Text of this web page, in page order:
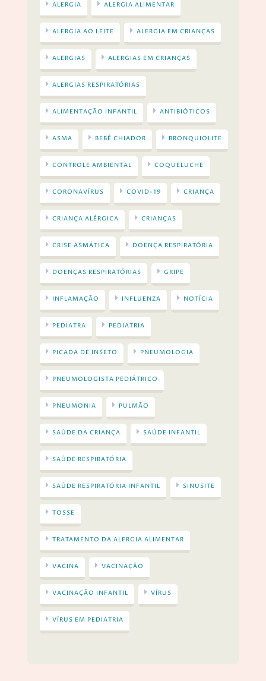
ALERGIA ALERGIA ALIMENTAR
ALERGIA AO LEITE ALERGIA EM CRIANÇAS
ALERGIAS ALERGIAS EM CRIANÇAS
ALERGIAS RESPIRATÓRIAS
ALIMENTAÇÃO INFANTIL ANTIBIÓTICOS
ASMA BEBÊ CHIADOR BRONQUIOLITE
CONTROLE AMBIENTAL COQUELUCHE
CORONAVÍRUS COVID-19 CRIANÇA
CRIANÇA ALÉRGICA CRIANÇAS
CRISE ASMÁTICA DOENÇA RESPIRATÓRIA
DOENÇAS RESPIRATÓRIAS GRIPE
INFLAMAÇÃO INFLUENZA NOTÍCIA
PEDIATRA PEDIATRIA
PICADA DE INSETO PNEUMOLOGIA
PNEUMOLOGISTA PEDIÁTRICO
PNEUMONIA PULMÃO
SAÚDE DA CRIANÇA SAÚDE INFANTIL
SAÚDE RESPIRATÓRIA
SAÚDE RESPIRATÓRIA INFANTIL SINUSITE
TOSSE
TRATAMENTO DA ALERGIA ALIMENTAR
VACINA VACINAÇÃO
VACINAÇÃO INFANTIL VÍRUS
VÍRUS EM PEDIATRIA